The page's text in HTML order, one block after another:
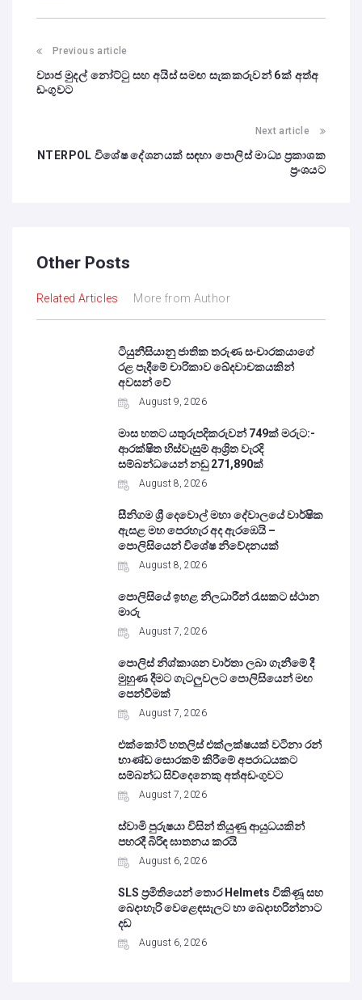
Previous article
ව්‍යාජ මුදල් නෝට්ටු සහ අයිස් සමඟ සැකකරුවන් 6ක් අත්අ
ඩංගුවට
Next article
NTERPOL විශේෂ දේශනයක් සඳහා පොලිස් මාධ්‍ය ප්‍රකාශක
ප්‍රංශයට
Other Posts
Related Articles More from Author
ටියුනීසියානු ජාතික තරුණ සංචාරකයාගේ
රළ පැදීමේ චාරිකාව ඛේදවාචකයකින්
අවසන් වේ‍
August 9, 2026
මාස හතට යතුරුපදිකරුවන් 749ක් මරුට:-
ආරක්ෂිත හිස්වැසුම් ආශ්‍රිත වැරදි
සම්බන්ධයෙන් නඩු 271,890ක්
August 8, 2026
සීනිගම ශ්‍රී දෙවොල් මහා දේවාලයේ වාර්ෂික
ඇසළ මහ පෙරහැර අද ඇරඹෙයි –
පොලිසියෙන් විශේෂ නිවේදනයක්
August 8, 2026
පොලිසියේ ඉහළ නිලධාරීන් රැසකට ස්ථාන
මාරු
August 7, 2026
පොලිස් නිශ්කාශන වාර්තා ලබා ගැනීමේ දී
මුහුණ දීමට ගැටලුවලට පොලිසියෙන් මඟ
පෙන්වීමක්
August 7, 2026
එක්කෝටි හතලිස් එක්ලක්ෂයක් වටිනා රන්
භාණ්ඩ සොරකම් කිරීමේ අපරාධයකට
සම්බන්ධ සිව්දෙනෙකු අත්අඩංගුවට
August 7, 2026
ස්වාමි පුරුෂයා විසින් තියුණු ආයුධයකින්
පහරදී බිරිඳ ඝාතනය කරයි
August 6, 2026
SLS ප්‍රමිතියෙන් තොර Helmets විකිණූ සහ
බෙදාහැරි වෙළෙඳසැලට හා බෙදාහරින්නාට
දඩ
August 6, 2026